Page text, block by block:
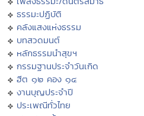
ธรรมะปฏิบัติ
คลังแสงแห่งธรรม
บทสวดมนต์
หลักธรรมนำสุขฯ
กรรมฐานประจำวันเกิด
ฮีต ๑๒ คอง ๑๔
งานบุญประจำปี
ประเพณีทั่วไทย